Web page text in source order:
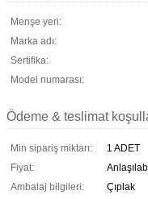
Menşe yeri:
Marka adı:
Sertifika:
Model numarası:
Ödeme & teslimat
Min sipariş miktarı:
1 ADET
Fiyat:
Ambalaj bilgileri:
Çıplak